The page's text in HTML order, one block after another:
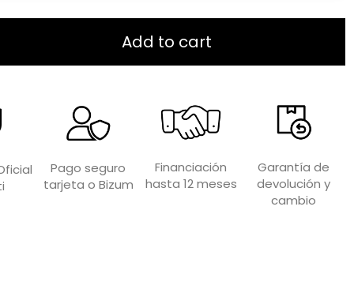
Add to cart
Pago seguro
tarjeta o Bizum
Financiación
hasta 12 meses
Garantía de
devolución y
cambio